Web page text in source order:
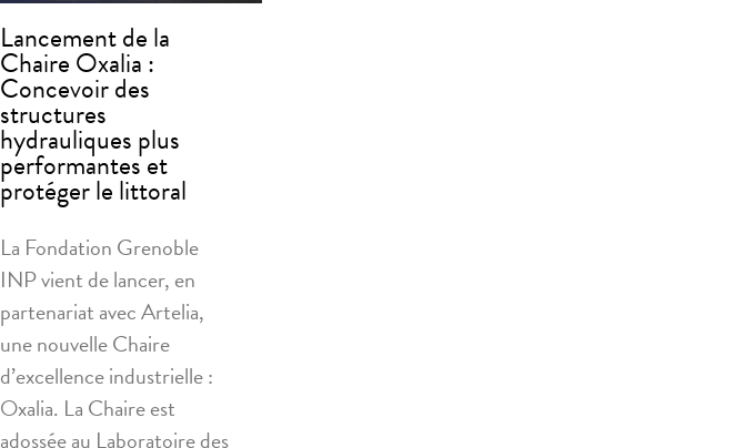
Lancement de la
Chaire Oxalia :
Concevoir des
structures
hydrauliques plus
performantes et
protéger le littoral
La Fondation Grenoble
INP vient de lancer, en
partenariat avec Artelia,
une nouvelle Chaire
d’excellence industrielle :
Oxalia. La Chaire est
adossée au Laboratoire des